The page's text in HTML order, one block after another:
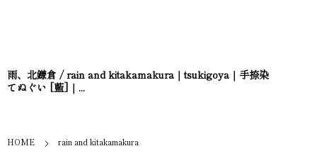
雨、北鎌倉 / rain and kitakamakura｜tsukigoya｜手捺染
てぬぐい [藍]｜...
HOME rain and kitakamakura